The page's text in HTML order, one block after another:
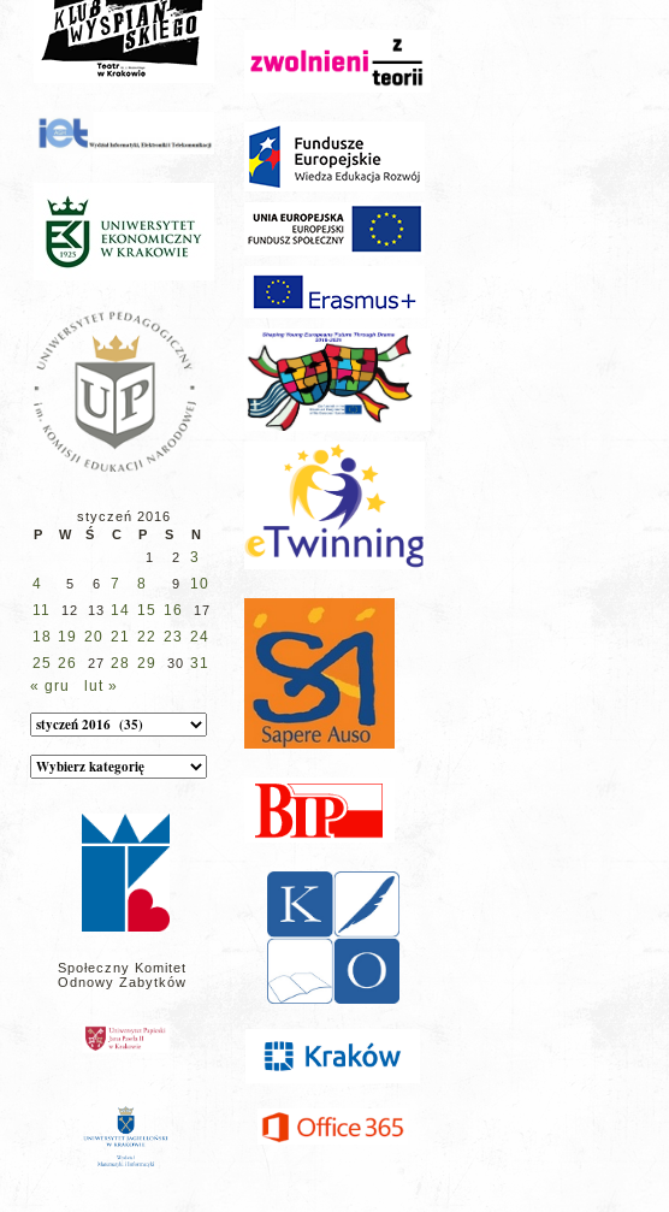
styczeń 2016
P
W Ś C P S
N
1
2
3
4
5 6 7 8 9
10
11
12 13 14 15 16 17
18 19 20 21 22 23 24
25 26 27 28 29 30 31
« gru
lut »
Archiwum
Kategorie
wpisów
Społeczny Komitet
Odnowy Zabytków